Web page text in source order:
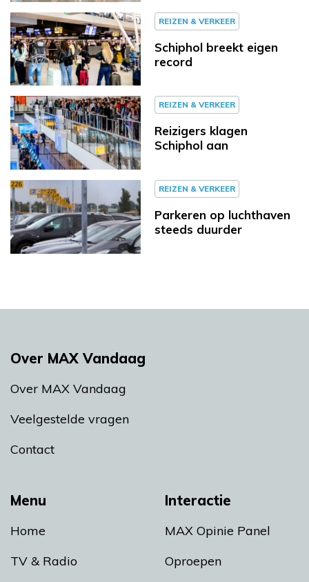
REIZEN & VERKEER
Schiphol breekt eigen
record
REIZEN & VERKEER
Reizigers klagen
Schiphol aan
REIZEN & VERKEER
Parkeren op luchthaven
steeds duurder
Menu
Home
TV & Radio
Interactie
MAX Opinie Panel
Oproepen
Over MAX Vandaag
Over MAX Vandaag
Veelgestelde vragen
Contact